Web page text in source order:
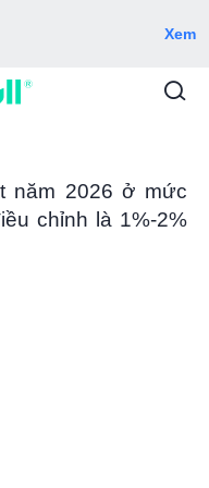
Xem
năm 2026 ở mức
chỉnh là 1%-2%